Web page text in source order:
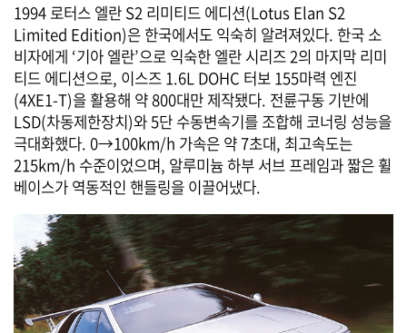
1994 로터스 엘란 S2 리미티드 에디션(Lotus Elan S2
Limited Edition)은 한국에서도 익숙히 알려져있다. 한국 소
비자에게 ‘기아 엘란’으로 익숙한 엘란 시리즈 2의 마지막 리미
티드 에디션으로, 이스즈 1.6L DOHC 터보 155마력 엔진
(4XE1-T)을 활용해 약 800대만 제작됐다. 전륜구동 기반에
LSD(차동제한장치)와 5단 수동변속기를 조합해 코너링 성능을
극대화했다. 0→100km/h 가속은 약 7초대, 최고속도는
215km/h 수준이었으며, 알루미늄 하부 서브 프레임과 짧은 휠
베이스가 역동적인 핸들링을 이끌어냈다.